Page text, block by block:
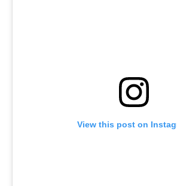
View this post on